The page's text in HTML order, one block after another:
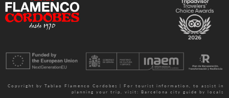
Copyright by Tablao Flamenco Cordobes | For tourist information, to assist in
planning your trip, visit: Barcelona city guide by locals